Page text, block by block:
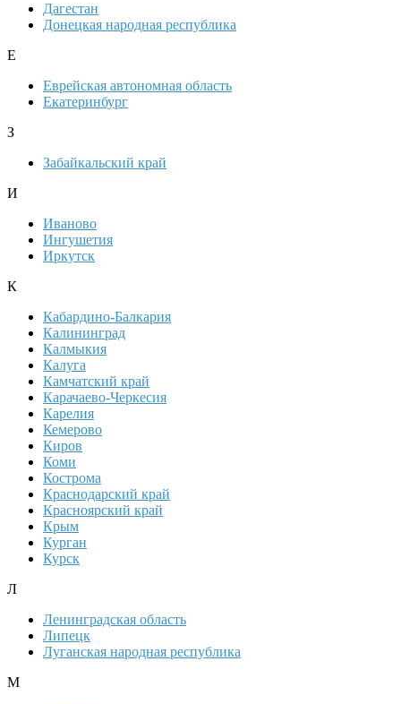
Дагестан
Донецкая народная республика
Е
Еврейская автономная область
Екатеринбург
З
Забайкальский край
И
Иваново
Ингушетия
Иркутск
К
Кабардино-Балкария
Калининград
Калмыкия
Калуга
Камчатский край
Карачаево-Черкесия
Карелия
Кемерово
Киров
Коми
Кострома
Краснодарский край
Красноярский край
Крым
Курган
Курск
Л
Ленинградская область
Липецк
Луганская народная республика
М